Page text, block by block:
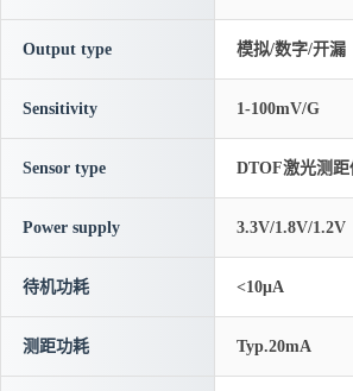
Output type 模拟/数字/开漏
Sensitivity 1-100mV/G
Sensor type DTOF激光测距
Power supply 3.3V/1.8V/1.2V
待机功耗 <10μA
测距功耗 Typ.20mA